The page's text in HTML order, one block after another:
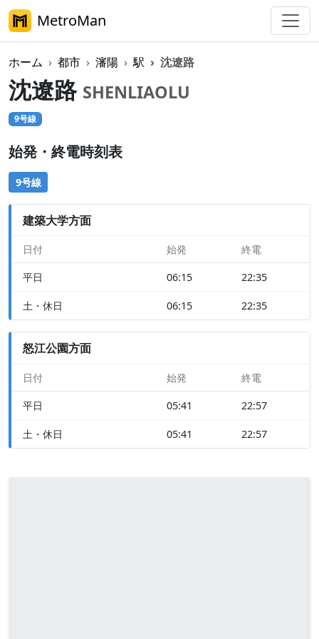
MetroMan
ホーム 都市 瀋陽 駅 沈遼路
沈遼路 SHENLIAOLU
9号線
始発・終電時刻表
9号線
建築大学方面
日付 始発 終電
平日 06:15 22:35
土・休日 06:15 22:35
怒江公園方面
日付 始発 終電
平日 05:41 22:57
土・休日 05:41 22:57